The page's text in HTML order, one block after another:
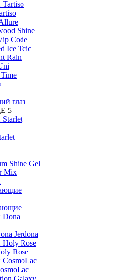
Shine
Code
Ice Tcic
Rain
глаз
5
Shine Gel
Mix
Jerdona
Rose
Galaxy